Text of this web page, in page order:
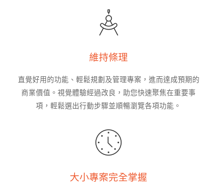
維持條理
直覺好用的功能、輕鬆規劃及管理專案，進而達成預期的
商業價值。視覺體驗經過改良，助您快速聚焦在重要事
項，輕鬆選出行動步驟並順暢瀏覽各項功能。
大小專案完全掌握